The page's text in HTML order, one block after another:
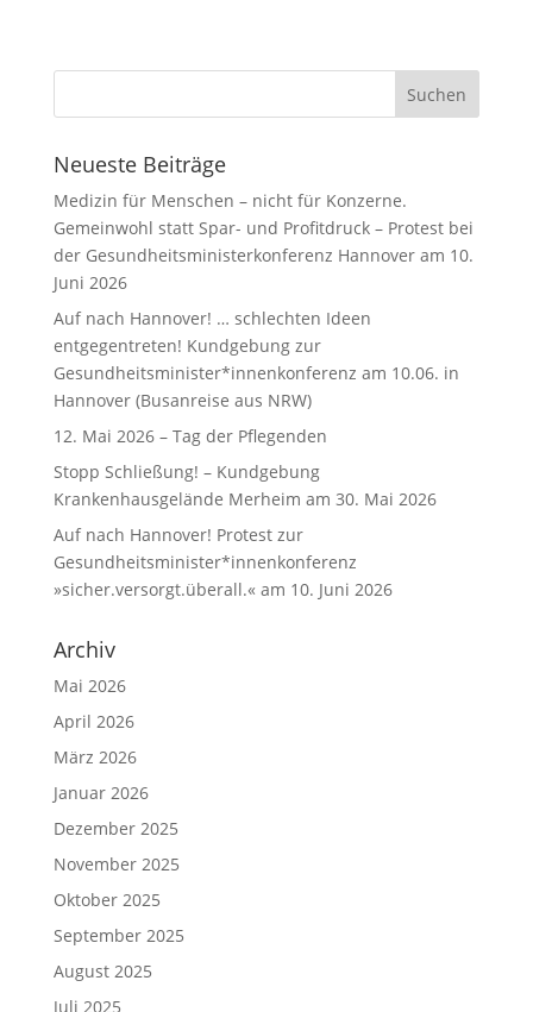
Neueste Beiträge
Medizin für Menschen – nicht für Konzerne.
Gemeinwohl statt Spar- und Profitdruck – Protest bei
der Gesundheitsministerkonferenz Hannover am 10.
Juni 2026
Auf nach Hannover! … schlechten Ideen
entgegentreten! Kundgebung zur
Gesundheitsminister*innenkonferenz am 10.06. in
Hannover (Busanreise aus NRW)
12. Mai 2026 – Tag der Pflegenden
Stopp Schließung! – Kundgebung
Krankenhausgelände Merheim am 30. Mai 2026
Auf nach Hannover! Protest zur
Gesundheitsminister*innenkonferenz
»sicher.versorgt.überall.« am 10. Juni 2026
Archiv
Mai 2026
April 2026
März 2026
Januar 2026
Dezember 2025
November 2025
Oktober 2025
September 2025
August 2025
Juli 2025